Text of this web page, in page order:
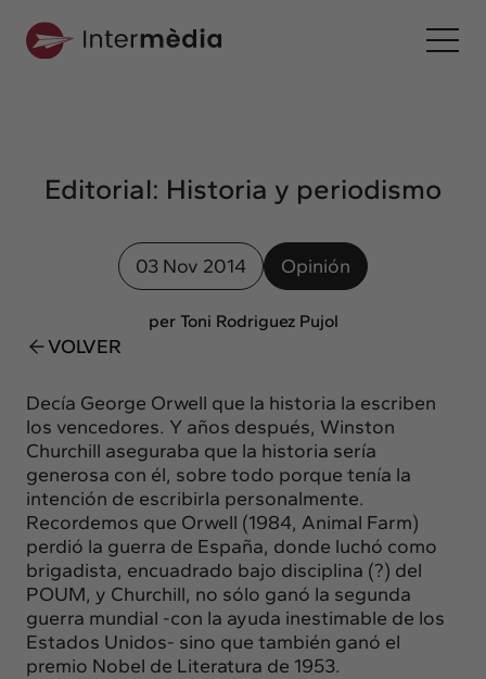
Nuestros servicios
Interacción
Intermèdia
Interrelación
Clientes
Insights
Actualidad
Intercambio
Contacto
info@intermedia.es +34 934 157 662
Editorial: Historia y periodismo
03 Nov 2014 Opinión
per Toni Rodriguez Pujol
VOLVER
Decía George Orwell que la historia la escriben
los vencedores. Y años después, Winston
Churchill aseguraba que la historia sería
generosa con él, sobre todo porque tenía la
intención de escribirla personalmente.
Recordemos que Orwell (1984, Animal Farm)
perdió la guerra de España, donde luchó como
brigadista, encuadrado bajo disciplina (?) del
POUM, y Churchill, no sólo ganó la segunda
guerra mundial -con la ayuda inestimable de los
Estados Unidos- sino que también ganó el
premio Nobel de Literatura de 1953.